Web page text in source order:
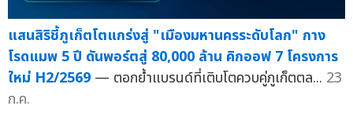
แสนสิริชี้ภูเก็ตโตแกร่งสู่ "เมืองมหานครระดับโลก" กาง
โรดแมพ 5 ปี ดันพอร์ตสู่ 80,000 ล้าน คิกออฟ 7 โครงการ
ใหม่ H2/2569 — ตอกย้ำแบรนด์ที่เติบโตควบคู่ภูเก็ตตล... 23
ก.ค.